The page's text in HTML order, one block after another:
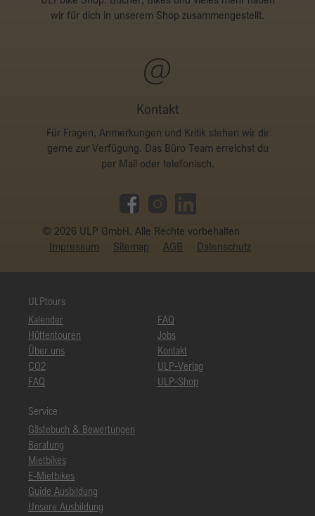
wir für dich in unserem Shop zusammengestellt.
Kontakt
Für Fragen, Anmerkungen und Kritik stehen wir dir
gerne zur Verfügung. Das Büro Team erreichst du
per Mail oder telefonisch.
© 2026 ULP GmbH. Alle Rechte vorbehalten
Impressum
Sitemap AGB Datenschutz
ULPtours
Kalender
Hüttentouren
Über uns
CO2
FAQ
FAQ
Jobs
Kontakt
ULP-Verlag
ULP-Shop
Service
Gästebuch & Bewertungen
Beratung
Mietbikes
E-Mietbikes
Guide Ausbildung
Unsere Ausbildung